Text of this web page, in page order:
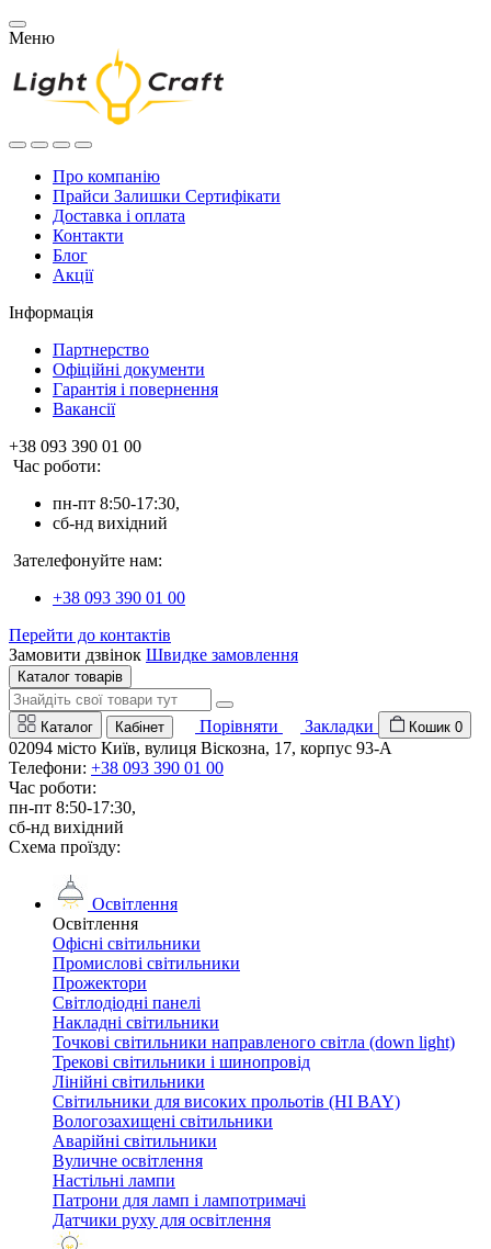
Меню
Про компанію
Прайси Залишки Сертифікати
Доставка і оплата
Контакти
Блог
Акції
Інформація
Партнерство
Офіційні документи
Гарантія і повернення
Вакансії
+38 093 390 01 00
Час роботи:
пн-пт 8:50-17:30,
сб-нд вихідний
Зателефонуйте нам:
+38 093 390 01 00
Перейти до контактів
Замовити дзвінок Швидке замовлення
Каталог товарів
Каталог Кабінет Порівняти Закладки Кошик 0
02094 місто Київ, вулиця Віскозна, 17, корпус 93-А
Телефони: +38 093 390 01 00
Час роботи:
пн-пт 8:50-17:30,
сб-нд вихідний
Схема проїзду:
Освітлення
Освітлення
Офісні світильники
Промислові світильники
Прожектори
Світлодіодні панелі
Накладні світильники
Точкові світильники направленого світла (down light)
Трекові світильники і шинопровід
Лінійні світильники
Світильники для високих прольотів (HI BAY)
Вологозахищені світильники
Аварійні світильники
Вуличне освітлення
Настільні лампи
Патрони для ламп і лампотримачі
Датчики руху для освітлення